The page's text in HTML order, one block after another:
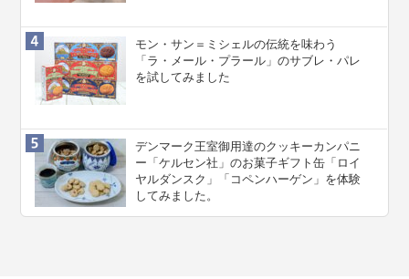
モン・サン＝ミシェルの伝統を味わう
「ラ・メール・プラール」のサブレ・パレ
を試してみました
デンマーク王室御用達のクッキーカンパニ
ー「ケルセン社」のお菓子ギフト缶「ロイ
ヤルダンスク」「コペンハーゲン」を体験
してみました。